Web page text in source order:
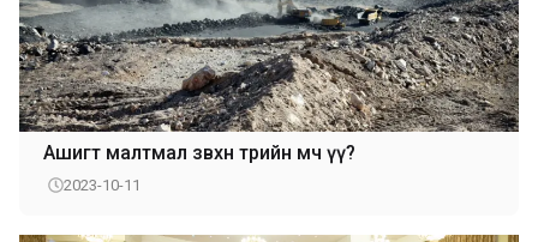
Ашигт малтмал зөвхөн төрийн өмч үү?
2023-10-11